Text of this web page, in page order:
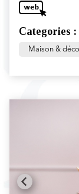
Categories :
Maison & déco